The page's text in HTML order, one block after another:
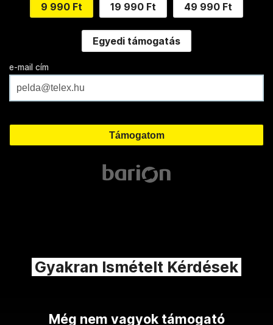
9 990 Ft 19 990 Ft 49 990 Ft
Egyedi támogatás
e-mail cím
Gyakran Ismételt Kérdések
Még nem vagyok támogató